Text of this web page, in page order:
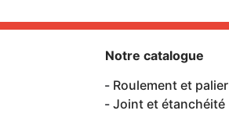
Notre catalogue
Roulement et palier
Joint et étanchéité